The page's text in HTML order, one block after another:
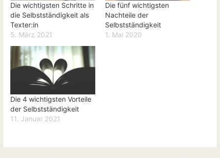
Die wichtigsten Schritte in
die Selbstständigkeit als
Texter:in
5. März 2021
Die fünf wichtigsten
Nachteile der
Selbstständigkeit
1. Mai 2020
Die 4 wichtigsten Vorteile
der Selbstständigkeit
11. Januar 2021